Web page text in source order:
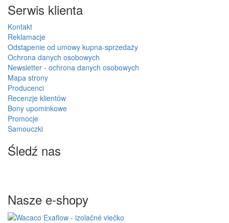
Serwis klienta
Kontakt
Reklamacje
Odstąpenie od umowy kupna-sprzedaży
Ochrona danych osobowych
Newsletter - ochrona danych osobowych
Mapa strony
Producenci
Recenzje klientów
Bony upominkowe
Promocje
Samouczki
Śledź nas
Nasze e-shopy